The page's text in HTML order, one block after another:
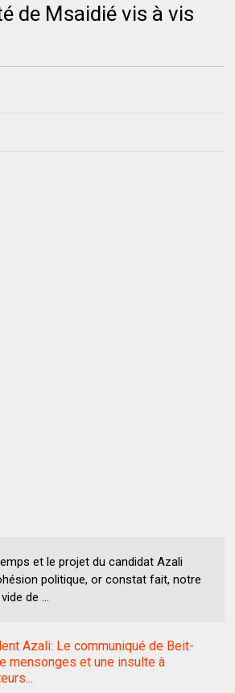
de Msaidié vis à vis
et le projet du candidat Azali
politique, or constat fait, notre
de ...
Azali: Le communiqué de Beit-
mensonges et une insulte à